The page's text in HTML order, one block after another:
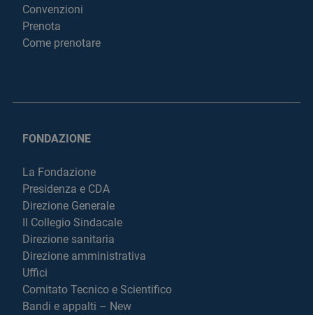
Convenzioni
Prenota
Come prenotare
FONDAZIONE
La Fondazione
Presidenza e CDA
Direzione Generale
Il Collegio Sindacale
Direzione sanitaria
Direzione amministrativa
Uffici
Comitato Tecnico e Scientifico
Bandi e appalti – New